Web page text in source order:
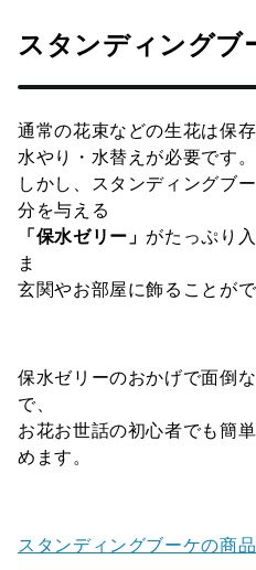
スタンディングブ
通常の花束などの生花は保
水やり・水替えが必要です。
しかし、スタンディングブ
分を与える
「保水ゼリー」 がたっぷり
ま
玄関やお部屋に飾ることがで
保水ゼリーのおかげで面倒
で、
お花お世話の初心者でも簡
めます。
スタンディングブーケの商